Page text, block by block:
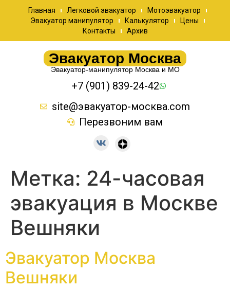
Главная Легковой эвакуатор
Мотоэвакуатор
Эвакуатор манипулятор
Калькулятор
Цены
Контакты
Архив
Эвакуатор Москва
Эвакуатор-манипулятор Москва и МО
+7 (901) 839-24-42
site@эвакуатор-москва.com
Перезвоним вам
Метка: 24-часовая
эвакуация в Москве
Вешняки
Эвакуатор Москва
Вешняки